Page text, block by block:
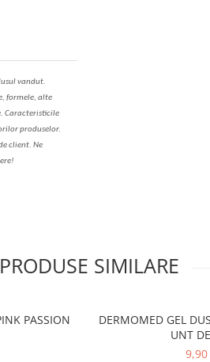
vandut.
formele, alte
Caracteristicile
produselor.
client. Ne
PRODUSE SIMILARE
PASSION
DERMOMED GEL
UNT
9,90